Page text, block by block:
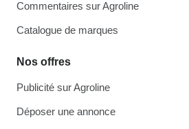
Commentaires sur Agroline
Catalogue de marques
Nos offres
Publicité sur Agroline
Déposer une annonce